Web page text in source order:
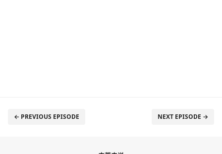
← PREVIOUS EPISODE NEXT EPISODE →